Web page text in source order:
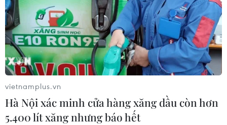
vietnamplus.vn
Hà Nội xác minh cửa hàng xăng dầu còn hơn
5.400 lít xăng nhưng báo hết